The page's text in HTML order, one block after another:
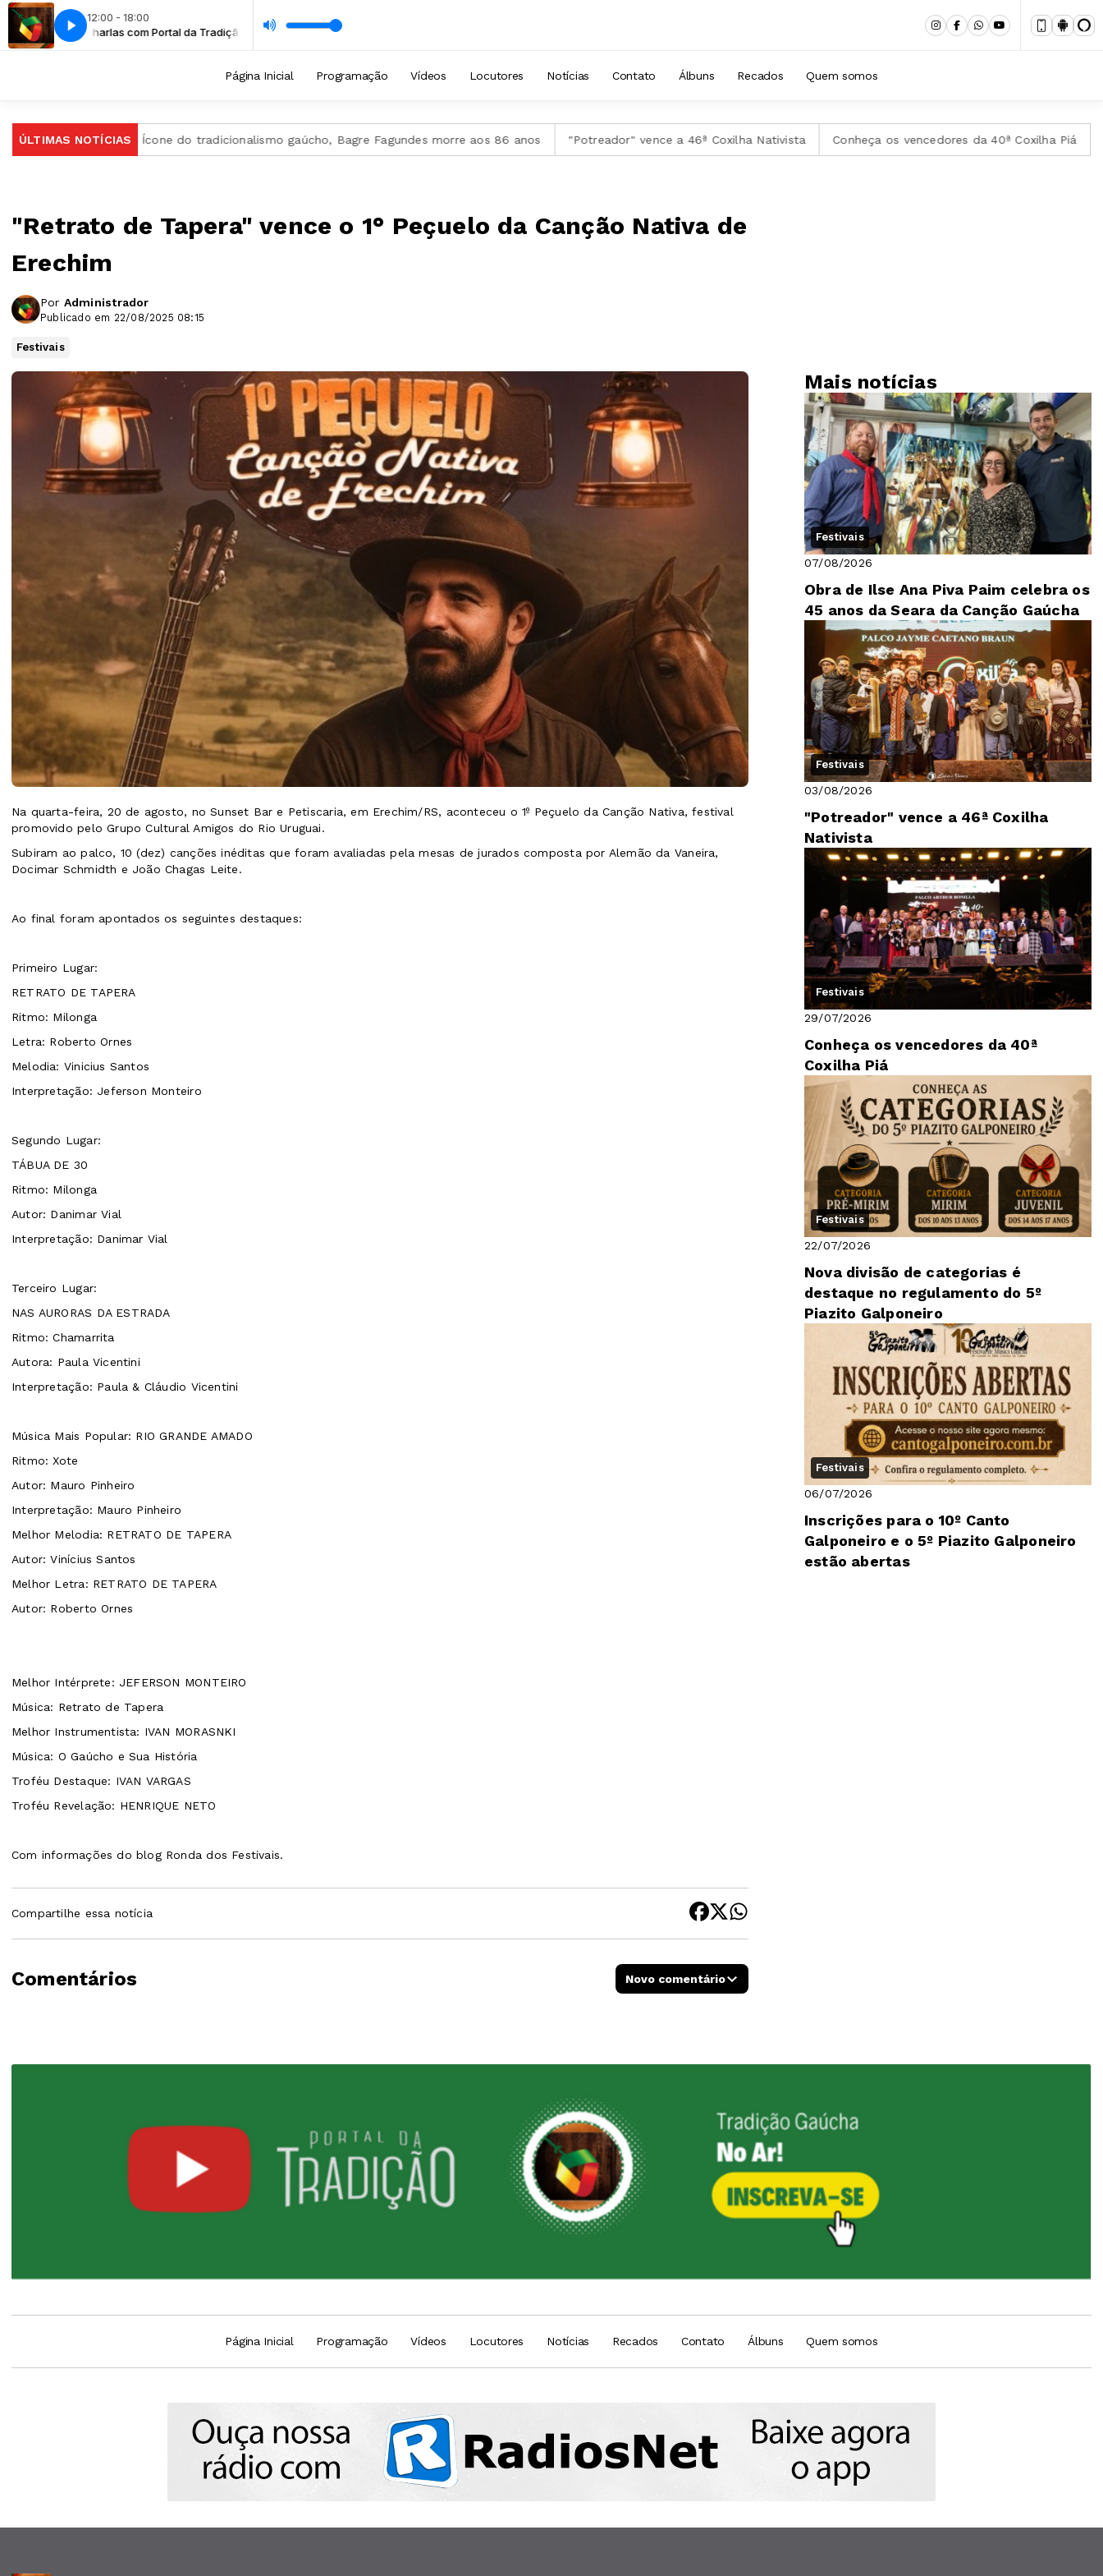
12:00 - 18:00
Charlas com Portal da Tradição
Onde andará - Luiz Marenco
Página Inicial Programação Vídeos Locutores Notícias Contato Álbuns Recados Quem somos
ÚLTIMAS NOTÍCIAS
Ícone do tradicionalismo gaúcho, Bagre Fagundes morre aos 86 anos "Potreador" vence a 46ª Coxilha Nativista Conheça os vencedores da 40ª Coxilha Piá Obra de Ilse
"Retrato de Tapera" vence o 1° Peçuelo da Canção Nativa de
Erechim
Por Administrador
Publicado em 22/08/2025 08:15
Festivais
Na quarta-feira, 20 de agosto, no Sunset Bar e Petiscaria, em Erechim/RS, aconteceu o 1º Peçuelo da Canção Nativa, festival
promovido pelo Grupo Cultural Amigos do Rio Uruguai.
Subiram ao palco, 10 (dez) canções inéditas que foram avaliadas pela mesas de jurados composta por Alemão da Vaneira,
Docimar Schmidth e João Chagas Leite.
Ao final foram apontados os seguintes destaques:
Primeiro Lugar:
RETRATO DE TAPERA
Ritmo: Milonga
Letra: Roberto Ornes
Melodia: Vinicius Santos
Interpretação: Jeferson Monteiro
Segundo Lugar:
TÁBUA DE 30
Ritmo: Milonga
Autor: Danimar Vial
Interpretação: Danimar Vial
Terceiro Lugar:
NAS AURORAS DA ESTRADA
Ritmo: Chamarrita
Autora: Paula Vicentini
Interpretação: Paula & Cláudio Vicentini
Música Mais Popular: RIO GRANDE AMADO
Ritmo: Xote
Autor: Mauro Pinheiro
Interpretação: Mauro Pinheiro
Melhor Melodia: RETRATO DE TAPERA
Autor: Vinícius Santos
Melhor Letra: RETRATO DE TAPERA
Autor: Roberto Ornes
Melhor Intérprete: JEFERSON MONTEIRO
Música: Retrato de Tapera
Melhor Instrumentista: IVAN MORASNKI
Música: O Gaúcho e Sua História
Troféu Destaque: IVAN VARGAS
Troféu Revelação: HENRIQUE NETO
Com informações do blog Ronda dos Festivais.
Compartilhe essa notícia
Comentários Novo comentário
Mais notícias
Festivais
07/08/2026
Obra de Ilse Ana Piva Paim celebra os
45 anos da Seara da Canção Gaúcha
Festivais
03/08/2026
"Potreador" vence a 46ª Coxilha
Nativista
Festivais
29/07/2026
Conheça os vencedores da 40ª
Coxilha Piá
Festivais
22/07/2026
Nova divisão de categorias é
destaque no regulamento do 5º
Piazito Galponeiro
Festivais
06/07/2026
Inscrições para o 10º Canto
Galponeiro e o 5º Piazito Galponeiro
estão abertas
Página Inicial Programação Vídeos Locutores Notícias Recados Contato Álbuns Quem somos